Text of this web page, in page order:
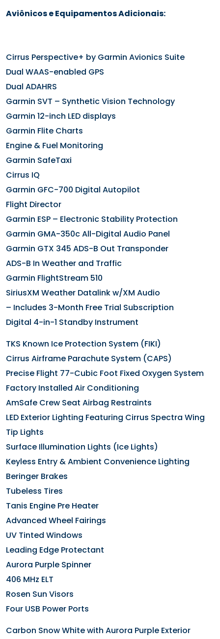
Aviônicos e Equipamentos Adicionais:
Cirrus Perspective+ by Garmin Avionics Suite
Dual WAAS-enabled GPS
Dual ADAHRS
Garmin SVT – Synthetic Vision Technology
Garmin 12-inch LED displays
Garmin Flite Charts
Engine & Fuel Monitoring
Garmin SafeTaxi
Cirrus IQ
Garmin GFC-700 Digital Autopilot
Flight Director
Garmin ESP – Electronic Stability Protection
Garmin GMA-350c All-Digital Audio Panel
Garmin GTX 345 ADS-B Out Transponder
ADS-B In Weather and Traffic
Garmin FlightStream 510
SiriusXM Weather Datalink w/XM Audio
– Includes 3-Month Free Trial Subscription
Digital 4-in-1 Standby Instrument
TKS Known Ice Protection System (FIKI)
Cirrus Airframe Parachute System (CAPS)
Precise Flight 77-Cubic Foot Fixed Oxygen System
Factory Installed Air Conditioning
AmSafe Crew Seat Airbag Restraints
LED Exterior Lighting Featuring Cirrus Spectra Wing
Tip Lights
Surface Illumination Lights (Ice Lights)
Keyless Entry & Ambient Convenience Lighting
Beringer Brakes
Tubeless Tires
Tanis Engine Pre Heater
Advanced Wheel Fairings
UV Tinted Windows
Leading Edge Protectant
Aurora Purple Spinner
406 MHz ELT
Rosen Sun Visors
Four USB Power Ports
Carbon Snow White with Aurora Purple Exterior